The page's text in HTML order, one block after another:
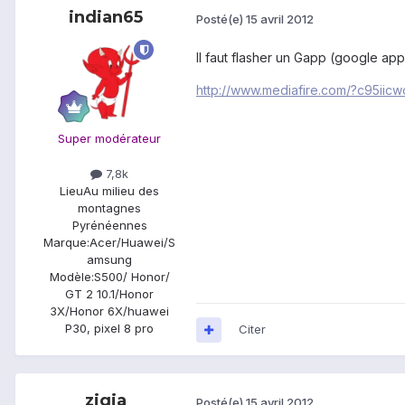
indian65
Super modérateur
7,8k
LieuAu milieu des
montagnes
Pyrénéennes
Marque:Acer/Huawei/S
amsung
Modèle:S500/ Honor/
GT 2 10.1/Honor
3X/Honor 6X/huawei
P30, pixel 8 pro
Posté(e) 15 avril 2012
Il faut flasher un Gapp (google
http://www.mediafire.com/
Citer
zigja